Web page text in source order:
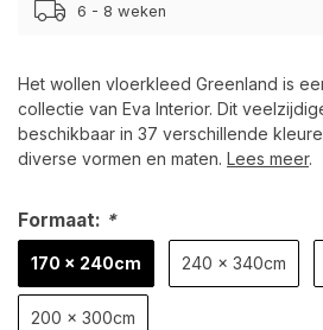
6 - 8 weken
Het wollen vloerkleed Greenland is
collectie van Eva Interior. Dit
beschikbaar in 37 verschillende
diverse vormen en maten. Lees meer.
Formaat: *
170 x 240cm 240 x 340cm
200 x 300cm